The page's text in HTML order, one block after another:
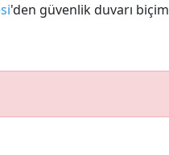
'den güvenlik duvarı